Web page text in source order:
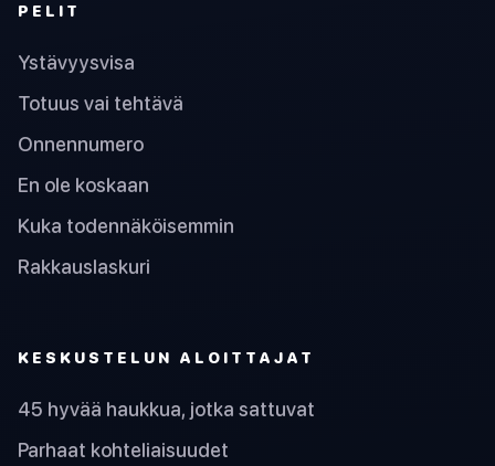
PELIT
Ystävyysvisa
Totuus vai tehtävä
Onnennumero
En ole koskaan
Kuka todennäköisemmin
Rakkauslaskuri
KESKUSTELUN ALOITTAJAT
45 hyvää haukkua, jotka sattuvat
Parhaat kohteliaisuudet